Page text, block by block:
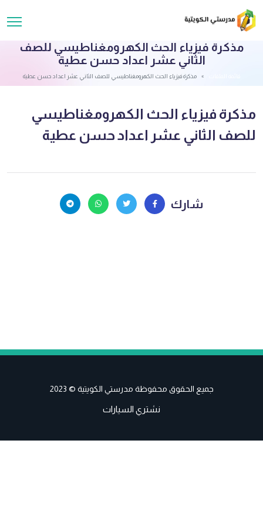
مذكرة فيزياء الحث الكهرومغناطيسي للصف
الثاني عشر اعداد حسن عطية
مذكرة فيزياء الحث الكهرومغناطيسي للصف الثاني عشر اعداد حسن عطية
مذكرة فيزياء الحث الكهرومغناطيسي
للصف الثاني عشر اعداد حسن عطية
شارك
جميع الحقوق محفوظة مدرستي الكويتية © 2023
نشتري السيارات